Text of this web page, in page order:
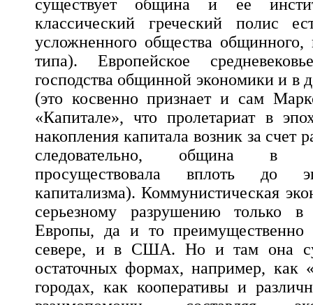
существует община и ее
классический греческий полис
усложненного общества общинного,
типа). Европейское
господства общинной экономики и в
(это косвенно признает и сам
«Капитале», что пролетариат в
накопления капитала возник за счет
следовательно, община в
просуществовала вплоть до
капитализма). Коммунистическая
серьезному разрушению только в
Европы, да и то преимущественно
севере, и в США. Но и там она
остаточных формах, например, как
городах, как кооперативы и